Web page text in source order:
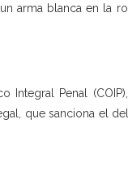
arma blanca en la
Integral Penal
que sanciona el